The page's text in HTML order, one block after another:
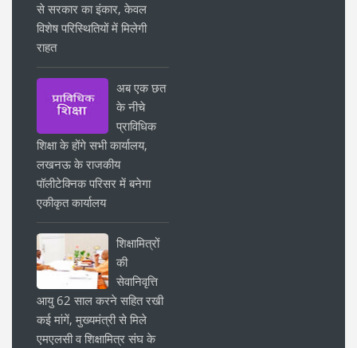
से सरकार का इंकार, केवल
विशेष परिस्थितियों में मिलेगी
राहत
अब एक छत
के नीचे
प्राविधिक
शिक्षा के होंगे सभी कार्यालय,
लखनऊ के राजकीय
पॉलीटेक्निक परिसर में बनेगा
एकीकृत कार्यालय
शिक्षामित्रों
की
सेवानिवृत्ति
आयु 62 साल करने सहित रखी
कई मांगें, मुख्यमंत्री से मिले
एमएलसी व शिक्षामित्र संघ के